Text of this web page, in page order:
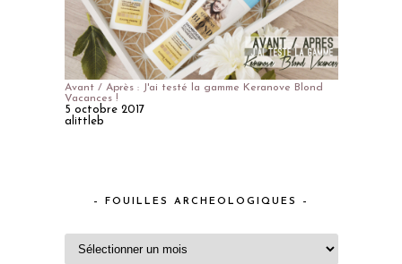
Avant / Après : J'ai testé la gamme Keranove Blond
Vacances !
5 octobre 2017
alittleb
– FOUILLES ARCHEOLOGIQUES –